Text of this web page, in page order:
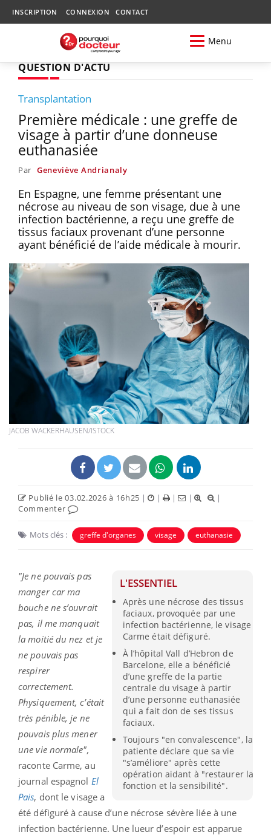
INSCRIPTION CONNEXION CONTACT
Menu
QUESTION D'ACTU
Transplantation
Première médicale : une greffe de
visage à partir d’une donneuse
euthanasiée
Par Geneviève Andrianaly
En Espagne, une femme présentant une
nécrose au niveau de son visage, due à une
infection bactérienne, a reçu une greffe de
tissus faciaux provenant d’une personne
ayant bénéficié de l’aide médicale à mourir.
JACOB WACKERHAUSEN/ISTOCK
Publié le 03.02.2026 à 16h25 | | | |
|
Commenter
Mots clés : greffe d'organes visage euthanasie
L'ESSENTIEL
Après une nécrose des tissus
faciaux, provoquée par une
infection bactérienne, le visage
Carme était défiguré.
À l’hôpital Vall d’Hebron de
Barcelone, elle a bénéficié
d’une greffe de la partie
centrale du visage à partir
d’une personne euthanasiée
qui a fait don de ses tissus
faciaux.
Toujours "en convalescence", la
patiente déclare que sa vie
"s’améliore" après cette
opération aidant à "restaurer la
fonction et la sensibilité".
"Je ne pouvais pas
manger car ma
bouche ne s’ouvrait
pas, il me manquait
la moitié du nez et je
ne pouvais pas
respirer
correctement.
Physiquement, c’était
très pénible, je ne
pouvais plus mener
une vie normale",
raconte Carme, au
journal espagnol El
Pais, dont le visage a
été défiguré à cause d’une nécrose sévère liée à une
infection bactérienne. Une lueur d’espoir est apparue